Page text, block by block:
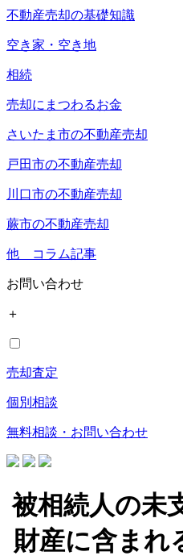
不動産売却の基礎知識
空き家・空き地
相続
売却にまつわるお金
さいたま市の不動産売却
戸田市の不動産売却
川口市の不動産売却
蕨市の不動産売却
他 コラム記事
お問い合わせ
＋
売却査定
個別相談
無料相談・お問い合わせ
被相続人の未
財産に含まれ